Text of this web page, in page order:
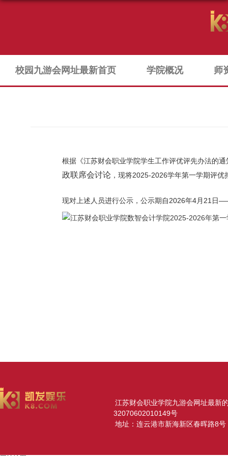
校园九游会网址最新首页 学院概况 师
根据《江苏财会职业学院学生工作评优评先办法的
政联席会讨论 ，现将2025-2026学年第一学期评
现对上述人员进行公示，公示期自2026年4月21日
江苏财会职业学院数智会计学院2025-2026年第
江苏财会职业学院九游会网址最新
32070602010149号
地址：连云港市新海新区春晖路8